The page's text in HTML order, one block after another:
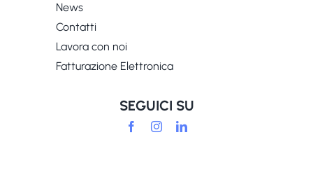
News
Contatti
Lavora con noi
Fatturazione Elettronica
SEGUICI SU